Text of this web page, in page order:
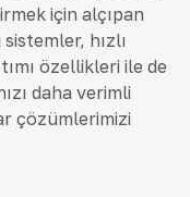
için alçıpan
hızlı
özellikleri ile de
daha verimli
çözümlerimizi